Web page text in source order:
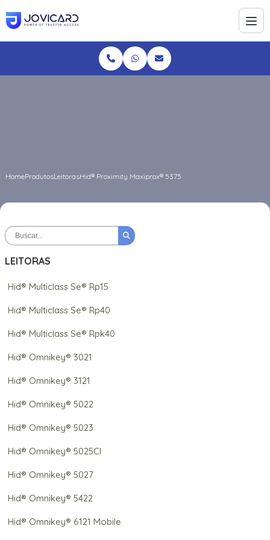
HomeProdutosLeitorasHid® Proximity Maxiprox® 5375
LEITORAS
Hid® Multiclass Se® Rp15
Hid® Multiclass Se® Rp40
Hid® Multiclass Se® Rpk40
Hid® Omnikey® 3021
Hid® Omnikey® 3121
Hid® Omnikey® 5022
Hid® Omnikey® 5023
Hid® Omnikey® 5025Cl
Hid® Omnikey® 5027
Hid® Omnikey® 5422
Hid® Omnikey® 6121 Mobile